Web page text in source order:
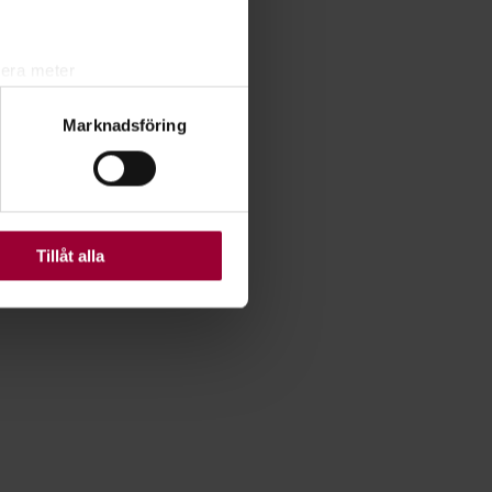
meter
. Du kan ändra
Vissa kakor är
Marknadsföring
Tillåt alla